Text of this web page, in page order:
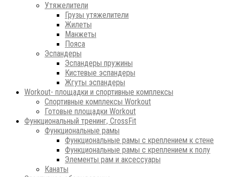
Утяжелители
Грузы утяжелители
Жилеты
Манжеты
Пояса
Эспандеры
Эспандеры пружины
Кистевые эспандеры
Жгуты эспандеры
Workout- площадки и спортивные комплексы
Спортивные комплексы Workout
Готовые площадки Workout
Функциональный тренинг, CrossFit
Функциональные рамы
Функциональные рамы с креплением к стене
Функциональные рамы с креплением к полу
Элементы рам и аксессуары
Канаты